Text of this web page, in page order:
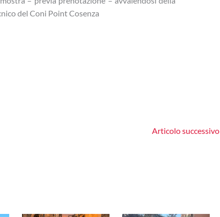
del Coni Point Cosenza
Articolo successivo